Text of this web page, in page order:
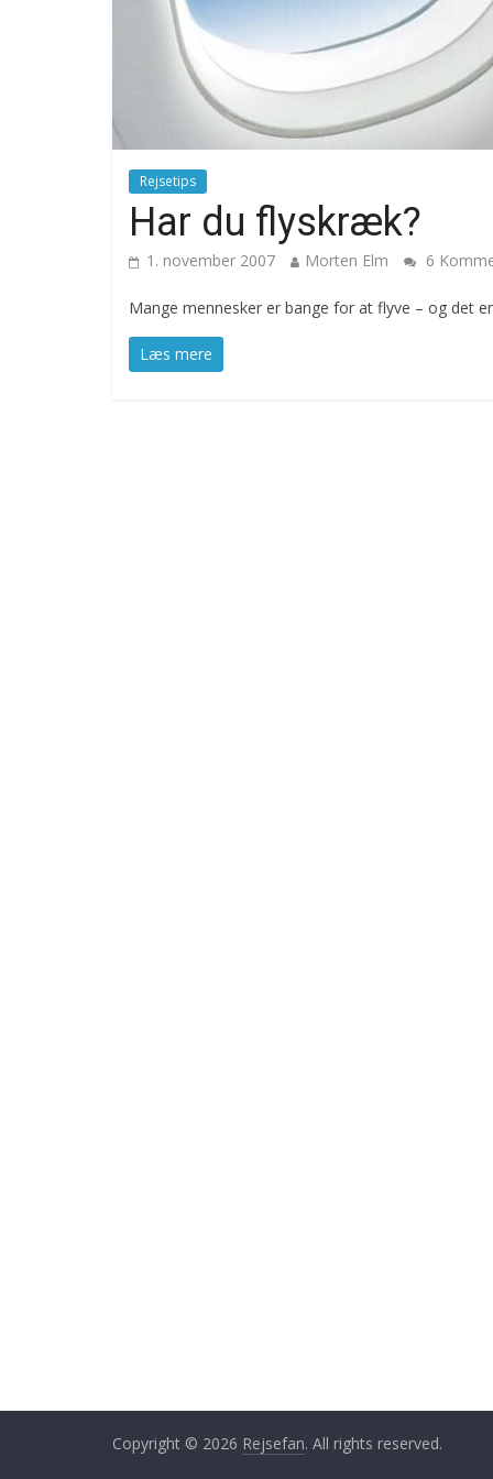
Rejsetips
Har du flyskræk?
1. november 2007 Morten Elm 6
Mange mennesker er bange for at flyve – og det
Læs mere
Copyright © 2026 Rejsefan. All rights reserved.